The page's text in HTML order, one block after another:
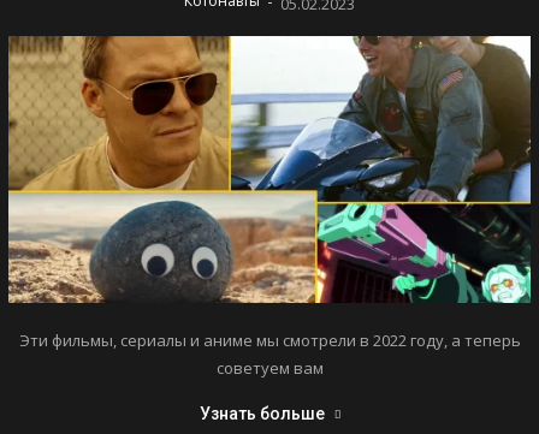
Эти фильмы, сериалы и аниме мы смотрели в 2022 году, а теперь
советуем вам
Узнать больше